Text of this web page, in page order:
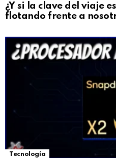
¿Y si la clave del viaje
flotando frente a
Tecnología